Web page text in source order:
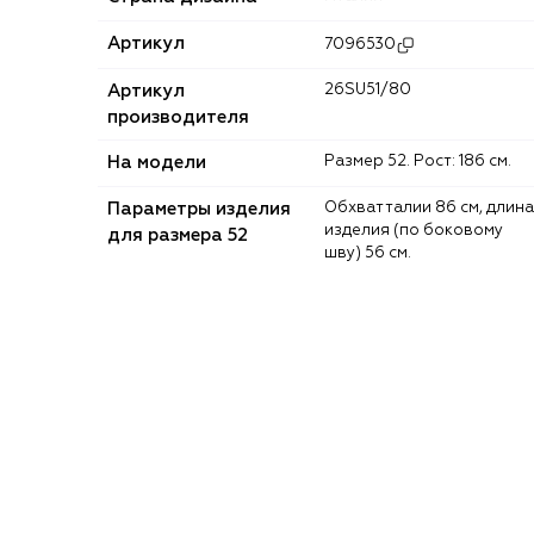
Артикул 7096530
Артикул
производителя
26SU51/80
На модели Размер 52. Рост: 186 см.
Параметры изделия
для размера 52
Обхват талии 86 см, длина
изделия (по боковому
шву) 56 см.